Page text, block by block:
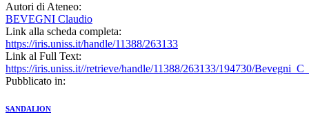
Autori di Ateneo:
BEVEGNI Claudio
Link alla scheda completa:
https://iris.uniss.it/handle/11388/263133
Link al Full Text:
https://iris.uniss.it//retrieve/handle/11388/263133/194730/
Pubblicato in:
SANDALION